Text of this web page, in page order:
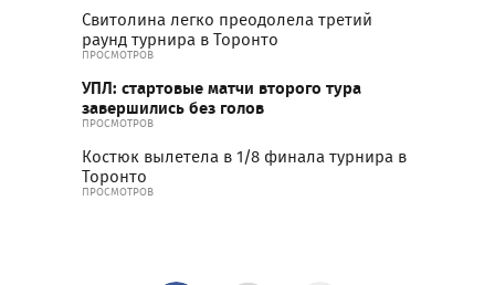
Свитолина легко преодолела третий
раунд турнира в Торонто
ПРОСМОТРОВ
УПЛ: стартовые матчи второго тура
завершились без голов
ПРОСМОТРОВ
Костюк вылетела в 1/8 финала турнира в
Торонто
ПРОСМОТРОВ